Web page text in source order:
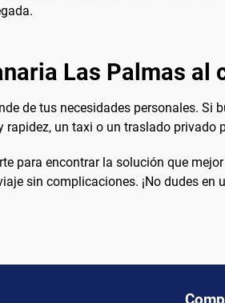
Las Palmas al
de tus necesidades personales. Si
un taxi o un traslado privado
para encontrar la solución que
sin complicaciones. ¡No dudes